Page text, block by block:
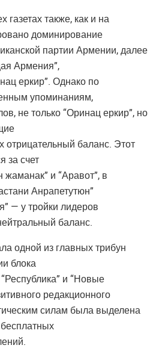
газетах также, как и на
доминирование
партии Армении, далее
Армения”,
еркир”. Однако по
упоминаниям,
не только “Оринац еркир”, но
отрицательный баланс. Этот
за счет
жаманак” и “Аравот”, в
Анрапетутюн”
— у тройки лидеров
баланс.
одной из главных трибун
блока
и “Новые
редакционного
силам была выделена